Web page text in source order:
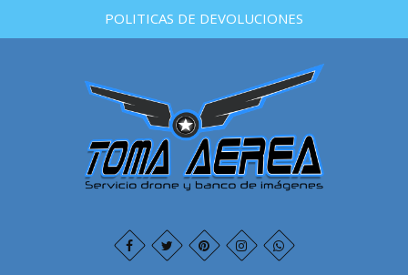
POLITICAS DE DEVOLUCIONES